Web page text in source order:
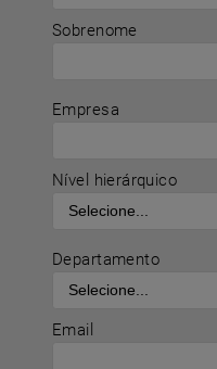
Sobrenome
Empresa
Nível hierárquico
Departamento
Email